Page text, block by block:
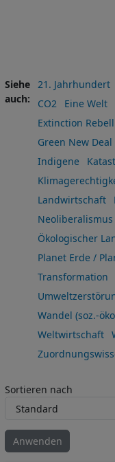
Siehe
auch
21. Jahrhundert
CO2
Eine Welt
Extinction
Green New Deal
Indigene
Landwirtschaft
Neoliberalismus
Ökologischer
Planet Erde /
Transformation
Wandel (soz.-
Weltwirtschaft
Sortieren nach